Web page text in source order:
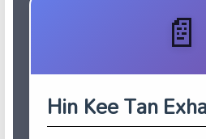
Hin Kee Tan